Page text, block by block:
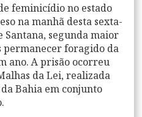
feminicídio no estado
na manhã desta sexta-
Santana, segunda maior
permanecer foragido da
ano. A prisão ocorreu
da Lei, realizada
Bahia em conjunto